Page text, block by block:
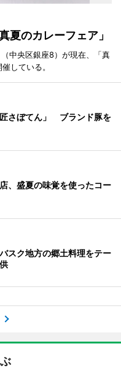
夏のカレーフェア」
中央区銀座8）が現在、「真
している。
さぼてん」 ブランド豚を
、盛夏の味覚を使ったコー
スク地方の郷土料理をテー